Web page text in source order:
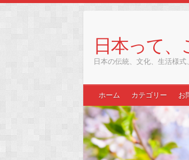
content
日本って
日本の伝統、文化、生活様式
ホーム カテゴリー お